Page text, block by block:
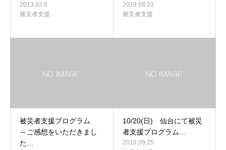
2013.02.8
被災者支援
2019.08.23
被災者支援
被災者支援プログラム
～ご感想をいただきまし
た…
10/20(日) 仙台にて被災
者支援プログラム…
2019.09.25